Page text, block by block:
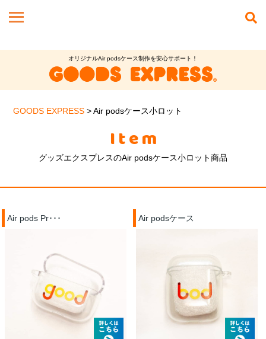
オリジナルAir podsケース制作を安心サポート！
GOODS EXPRESS >Air podsケース小ロット
Item
グッズエクスプレスのAir podsケース小ロット商品
Air pods Pr･･･ Air podsケース